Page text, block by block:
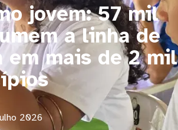
jovem: 57 mil
a linha de
em mais de 2 mil
2026